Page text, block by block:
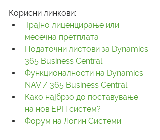
Корисни линкови:
Трајно лиценцирање или
месечна претплата
Податочни листови за Dynamics
365 Business Central
Функционалности на Dynamics
NAV / 365 Business Central
Како најбрзо до поставување
на нов ЕРП систем?
Форум на Логин Системи